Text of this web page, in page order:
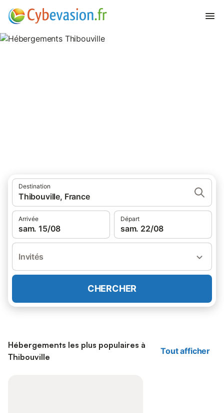
Destination
Thibouville, France
Arrivée
sam. 15/08
Départ
sam. 22/08
Invités
CHERCHER
Hébergements les plus populaires à
Thibouville
Tout afficher